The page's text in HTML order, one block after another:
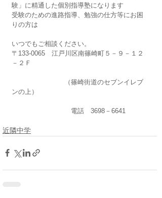
験」に精通した個別指導塾になります
受験のための進路指導、勉強の仕方等にお困
りの方は
いつでもご相談ください。
〒133-0065　江戸川区南篠崎町５－９－１２
－２Ｆ
（篠崎街道のセブンイレブ
ンの上）
電話　3698－6641
近隣中学